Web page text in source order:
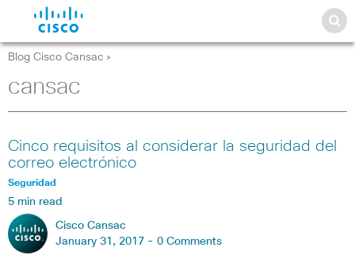
Blog Cisco Cansac >
cansac
Cinco requisitos al considerar la seguridad del
correo electrónico
Seguridad
5 min read
Cisco Cansac
January 31, 2017 - 0 Comments